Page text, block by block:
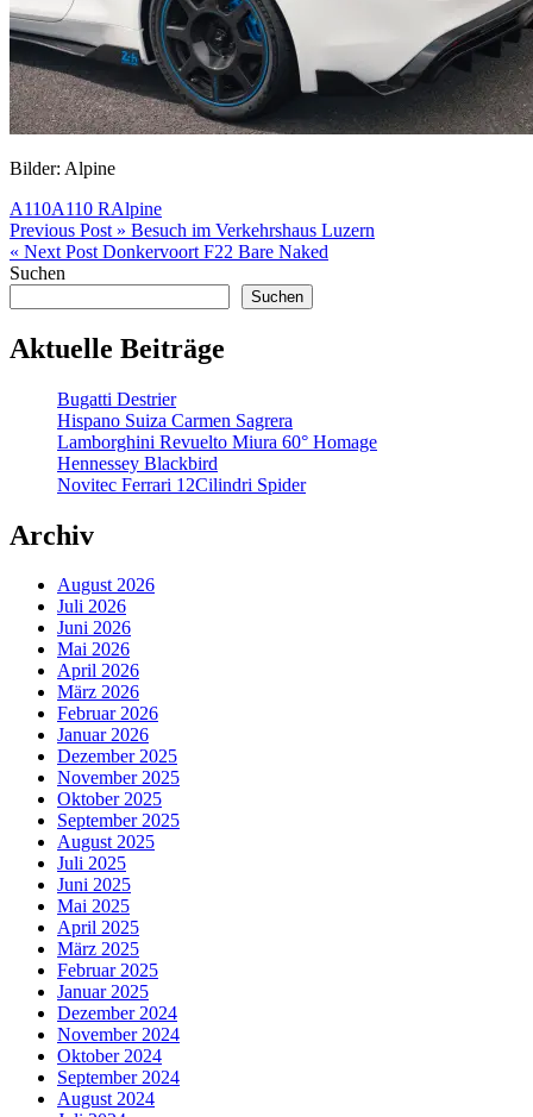
Bilder: Alpine
A110A110 RAlpine
Beitragsnavigation
Previous Post » Besuch im Verkehrshaus Luzern
« Next Post Donkervoort F22 Bare Naked
Suchen
Suchen
Aktuelle Beiträge
Bugatti Destrier
Hispano Suiza Carmen Sagrera
Lamborghini Revuelto Miura 60° Homage
Hennessey Blackbird
Novitec Ferrari 12Cilindri Spider
Archiv
August 2026
Juli 2026
Juni 2026
Mai 2026
April 2026
März 2026
Februar 2026
Januar 2026
Dezember 2025
November 2025
Oktober 2025
September 2025
August 2025
Juli 2025
Juni 2025
Mai 2025
April 2025
März 2025
Februar 2025
Januar 2025
Dezember 2024
November 2024
Oktober 2024
September 2024
August 2024